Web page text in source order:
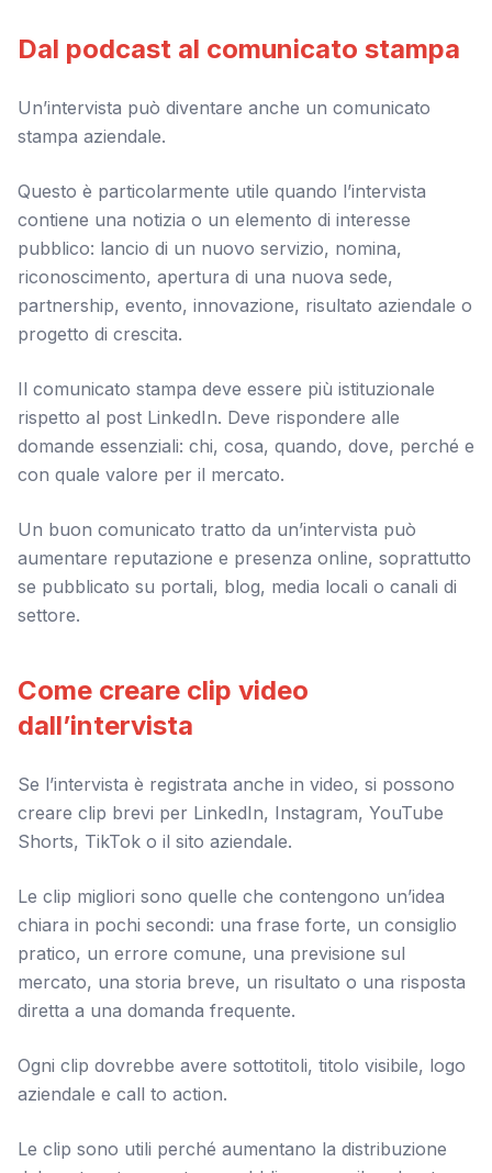
Dal podcast al comunicato stampa
Un’intervista può diventare anche un comunicato
stampa aziendale.
Questo è particolarmente utile quando l’intervista
contiene una notizia o un elemento di interesse
pubblico: lancio di un nuovo servizio, nomina,
riconoscimento, apertura di una nuova sede,
partnership, evento, innovazione, risultato aziendale o
progetto di crescita.
Il comunicato stampa deve essere più istituzionale
rispetto al post LinkedIn. Deve rispondere alle
domande essenziali: chi, cosa, quando, dove, perché e
con quale valore per il mercato.
Un buon comunicato tratto da un’intervista può
aumentare reputazione e presenza online, soprattutto
se pubblicato su portali, blog, media locali o canali di
settore.
Come creare clip video
dall’intervista
Se l’intervista è registrata anche in video, si possono
creare clip brevi per LinkedIn, Instagram, YouTube
Shorts, TikTok o il sito aziendale.
Le clip migliori sono quelle che contengono un’idea
chiara in pochi secondi: una frase forte, un consiglio
pratico, un errore comune, una previsione sul
mercato, una storia breve, un risultato o una risposta
diretta a una domanda frequente.
Ogni clip dovrebbe avere sottotitoli, titolo visibile, logo
aziendale e call to action.
Le clip sono utili perché aumentano la distribuzione